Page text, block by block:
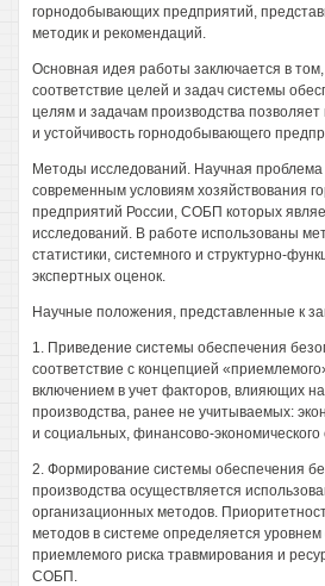
горнодобывающих предприятий,
методик и рекомендаций.
Основная идея работы заключается в
соответствие целей и задач системы
целям и задачам производства
и устойчивость горнодобывающего
Методы исследований. Научная
современным условиям хозяйствования
предприятий России, СОБП которых
исследований. В работе использованы
статистики, системного и структурно-
экспертных оценок.
Научные положения, представленные к
1. Приведение системы обеспечения
соответствие с концепцией
включением в учет факторов, влияющих
производства, ранее не учитываемых:
и социальных, финансово-
2. Формирование системы обеспечения
производства осуществляется
организационных методов.
методов в системе определяется уровнем
приемлемого риска травмирования и
СОБП.